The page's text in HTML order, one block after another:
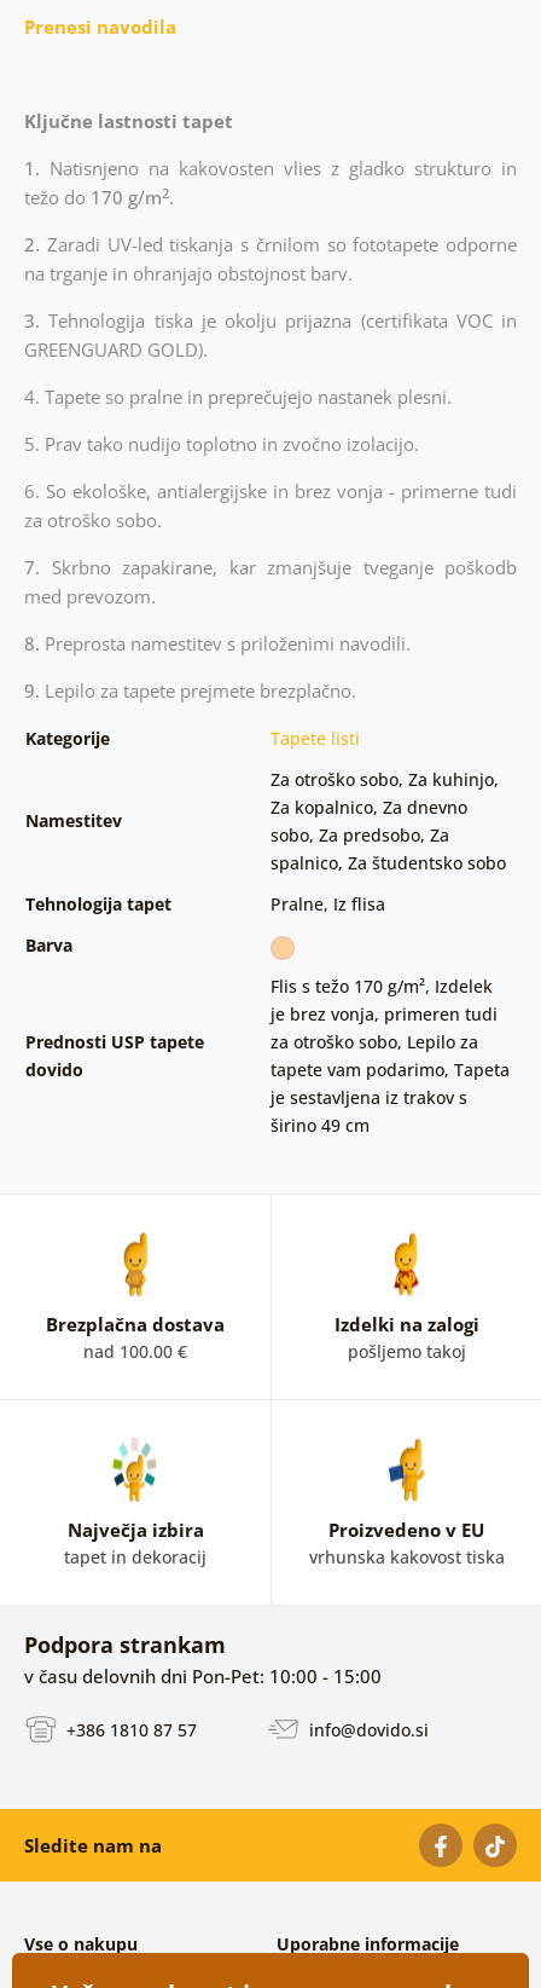
Prenesi navodila
Ključne lastnosti tapet
1. Natisnjeno na kakovosten vlies z gladko strukturo in
težo do 170 g/m2.
2. Zaradi UV-led tiskanja s črnilom so fototapete odporne
na trganje in ohranjajo obstojnost barv.
3.Tehnologija tiska je okolju prijazna (certifikata VOC in
GREENGUARD GOLD).
4. Tapete so pralne in preprečujejo nastanek plesni.
5. Prav tako nudijo toplotno in zvočno izolacijo.
6. So ekološke, antialergijske in brez vonja - primerne tudi
za otroško sobo.
7. Skrbno zapakirane, kar zmanjšuje tveganje poškodb
med prevozom.
8. Preprosta namestitev s priloženimi navodili.
9. Lepilo za tapete prejmete brezplačno.
Kategorije Tapete listi
Namestitev
Za otroško sobo, Za kuhinjo,
Za kopalnico, Za dnevno
sobo, Za predsobo, Za
spalnico, Za študentsko sobo
Tehnologija tapet
Pralne, Iz flisa
Barva
Prednosti USP tapete
dovido
Flis s težo 170 g/m², Izdelek
je brez vonja, primeren tudi
za otroško sobo, Lepilo za
tapete vam podarimo, Tapeta
je sestavljena iz trakov s
širino 49 cm
Brezplačna dostava
nad 100.00 €
Izdelki na zalogi
pošljemo takoj
Največja izbira
tapet in dekoracij
Proizvedeno v EU
vrhunska kakovost tiska
Podpora strankam
v času delovnih dni Pon-Pet: 10:00 - 15:00
+386 1810 87 57 info@dovido.si
Sledite nam na
Vse o nakupu
Splošni in reklamacijski pogoji
Uporabne informacije